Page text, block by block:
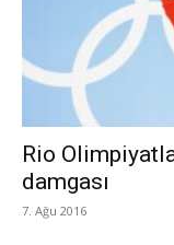
Rio
damgası
7. Ağu 2016